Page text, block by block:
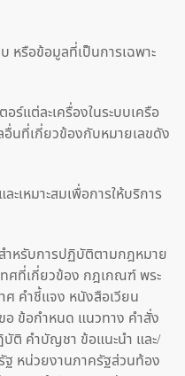
หรือข้อมูลที่เป็นการเฉพาะ
ร์แต่ละเครื่องในระบบเครือ
อื่นที่เกี่ยวข้องกับหมายเลขดัง
เหมาะสมเพื่อการให้บริการ
หรับการปฏิบัติตามกฎหมาย
ทศที่เกี่ยวข้อง กฎเกณฑ์ พระ
คำชี้แจง หนังสือเวียน
อ ข้อกำหนด แนวทาง คำสั่ง
ติ คำบัญชา ข้อแนะนำ และ/
หน่วยงานภาครัฐส่วนท้อง